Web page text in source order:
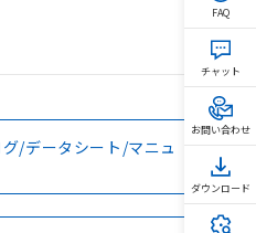
/データシート/マニュ
FAQ
チャット
お問い合わせ
ダウンロード